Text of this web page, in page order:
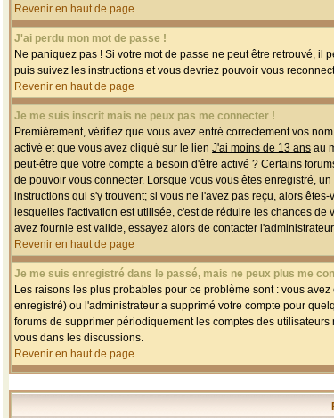
Revenir en haut de page
J'ai perdu mon mot de passe !
Ne paniquez pas ! Si votre mot de passe ne peut être retrouvé,
puis suivez les instructions et vous devriez pouvoir vous
Revenir en haut de page
Je me suis inscrit mais ne peux pas me connecter !
Premièrement, vérifiez que vous avez entré correctement vos
activé et que vous avez cliqué sur le lien J'ai moins de 13 ans au
peut-être que votre compte a besoin d'être activé ? Certains
de pouvoir vous connecter. Lorsque vous vous êtes enregistré,
instructions qui s'y trouvent; si vous ne l'avez pas reçu, alors
lesquelles l'activation est utilisée, c'est de réduire les chances
avez fournie est valide, essayez alors de contacter
Revenir en haut de page
Je me suis enregistré dans le passé, mais ne peux plus me
Les raisons les plus probables pour ce problème sont : vous
enregistré) ou l'administrateur a supprimé votre compte pour
forums de supprimer périodiquement les comptes des
vous dans les discussions.
Revenir en haut de page